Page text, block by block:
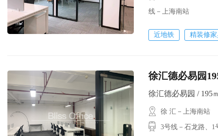
线－上海南站
近地铁 精装修
徐汇德必易园
徐汇德必易园 / 195
徐 汇－上海南站
3号线－石龙路、1